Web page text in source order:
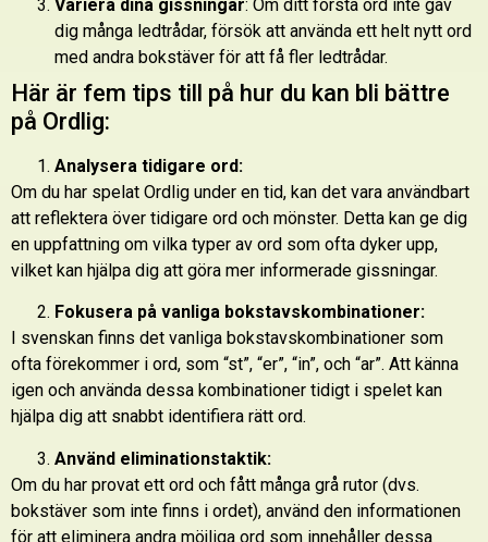
Variera dina gissningar: Om ditt första ord inte gav
dig många ledtrådar, försök att använda ett helt nytt ord
med andra bokstäver för att få fler ledtrådar.
Här är fem tips till på hur du kan bli bättre
på Ordlig:
Analysera tidigare ord:
Om du har spelat Ordlig under en tid, kan det vara användbart
att reflektera över tidigare ord och mönster. Detta kan ge dig
en uppfattning om vilka typer av ord som ofta dyker upp,
vilket kan hjälpa dig att göra mer informerade gissningar.
Fokusera på vanliga bokstavskombinationer:
I svenskan finns det vanliga bokstavskombinationer som
ofta förekommer i ord, som “st”, “er”, “in”, och “ar”. Att känna
igen och använda dessa kombinationer tidigt i spelet kan
hjälpa dig att snabbt identifiera rätt ord.
Använd eliminationstaktik:
Om du har provat ett ord och fått många grå rutor (dvs.
bokstäver som inte finns i ordet), använd den informationen
för att eliminera andra möjliga ord som innehåller dessa